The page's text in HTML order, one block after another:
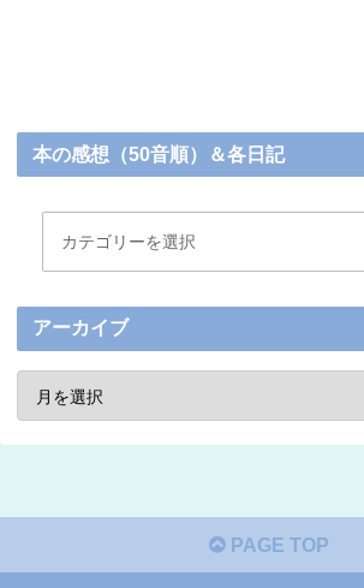
本の感想（50音順）＆各日記
アーカイブ
PAGE TOP